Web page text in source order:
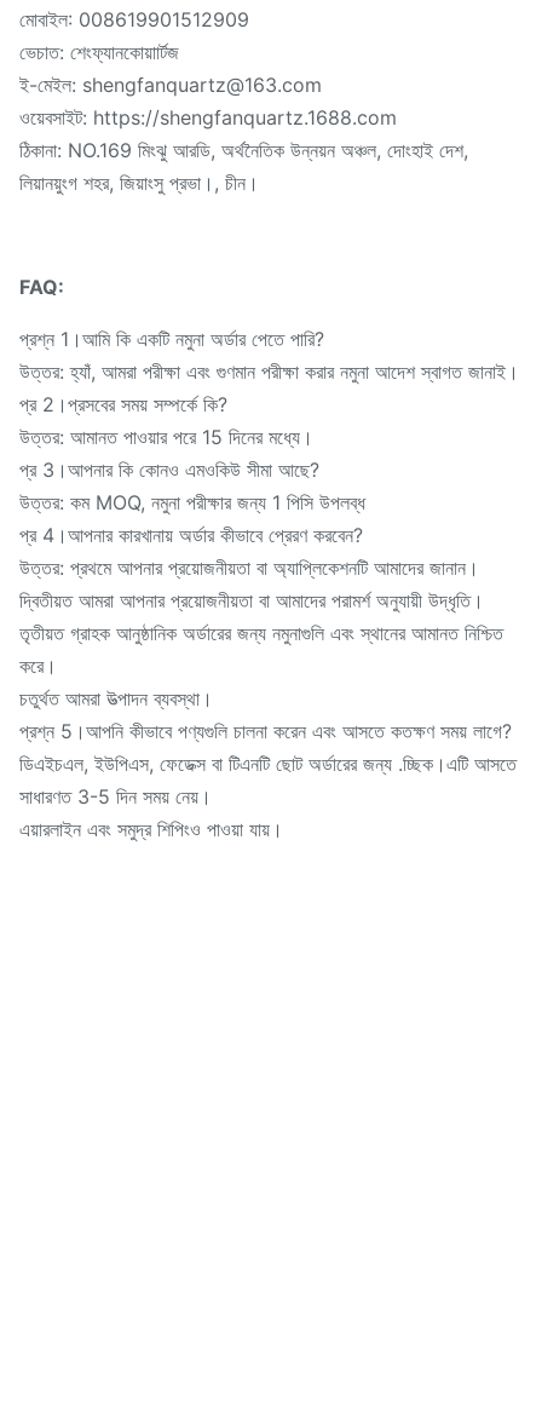
মোবাইল: 008619901512909
ভেচাত: শেংফ্যানকোয়াার্টজ
ই-মেইল: shengfanquartz@163.com
ওয়েবসাইট: https://shengfanquartz.1688.com
ঠিকানা: NO.169 মিংঝু আরডি, অর্থনৈতিক উন্নয়ন অঞ্চল, দোংহাই দেশ,
লিয়ানয়ুংগ শহর, জিয়াংসু প্রভা।, চীন।
FAQ:
প্রশ্ন 1।আমি কি একটি নমুনা অর্ডার পেতে পারি?
উত্তর: হ্যাঁ, আমরা পরীক্ষা এবং গুণমান পরীক্ষা করার নমুনা আদেশ স্বাগত জানাই।
প্র 2।প্রসবের সময় সম্পর্কে কি?
উত্তর: আমানত পাওয়ার পরে 15 দিনের মধ্যে।
প্র 3।আপনার কি কোনও এমওকিউ সীমা আছে?
উত্তর: কম MOQ, নমুনা পরীক্ষার জন্য 1 পিসি উপলব্ধ
প্র 4।আপনার কারখানায় অর্ডার কীভাবে প্রেরণ করবেন?
উত্তর: প্রথমে আপনার প্রয়োজনীয়তা বা অ্যাপ্লিকেশনটি আমাদের জানান।
দ্বিতীয়ত আমরা আপনার প্রয়োজনীয়তা বা আমাদের পরামর্শ অনুযায়ী উদ্ধৃতি।
তৃতীয়ত গ্রাহক আনুষ্ঠানিক অর্ডারের জন্য নমুনাগুলি এবং স্থানের আমানত নিশ্চিত
করে।
চতুর্থত আমরা উত্পাদন ব্যবস্থা।
প্রশ্ন 5।আপনি কীভাবে পণ্যগুলি চালনা করেন এবং আসতে কতক্ষণ সময় লাগে?
ডিএইচএল, ইউপিএস, ফেডেক্স বা টিএনটি ছোট অর্ডারের জন্য .চ্ছিক।এটি আসতে
সাধারণত 3-5 দিন সময় নেয়।
এয়ারলাইন এবং সমুদ্র শিপিংও পাওয়া যায়।